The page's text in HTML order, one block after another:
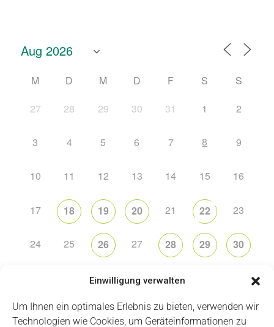
Einwilligung verwalten
Um Ihnen ein optimales Erlebnis zu bieten, verwenden wir
Technologien wie Cookies, um Geräteinformationen zu
M D M D F S
S
27
28 29 30 31 1 2
3 4 5 6 7 8 9
10 11 12 13 14 15 16
17 18 19 20 21 22 23
24 25 26 27 28 29 30
2 3 4